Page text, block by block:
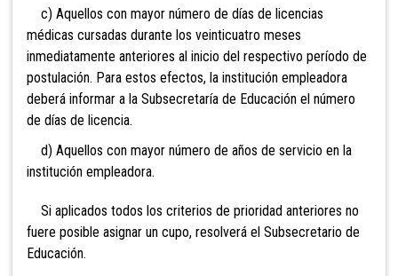
c) Aquellos con mayor número de días de licencias
médicas cursadas durante los veinticuatro meses
inmediatamente anteriores al inicio del respectivo período de
postulación. Para estos efectos, la institución empleadora
deberá informar a la Subsecretaría de Educación el número
de días de licencia.
d) Aquellos con mayor número de años de servicio en la
institución empleadora.
Si aplicados todos los criterios de prioridad anteriores no
fuere posible asignar un cupo, resolverá el Subsecretario de
Educación.